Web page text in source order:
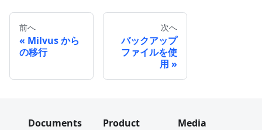
前へ
Milvus から
の移行
次へ
バックアップ
ファイルを使
用
Documents
Product
Media